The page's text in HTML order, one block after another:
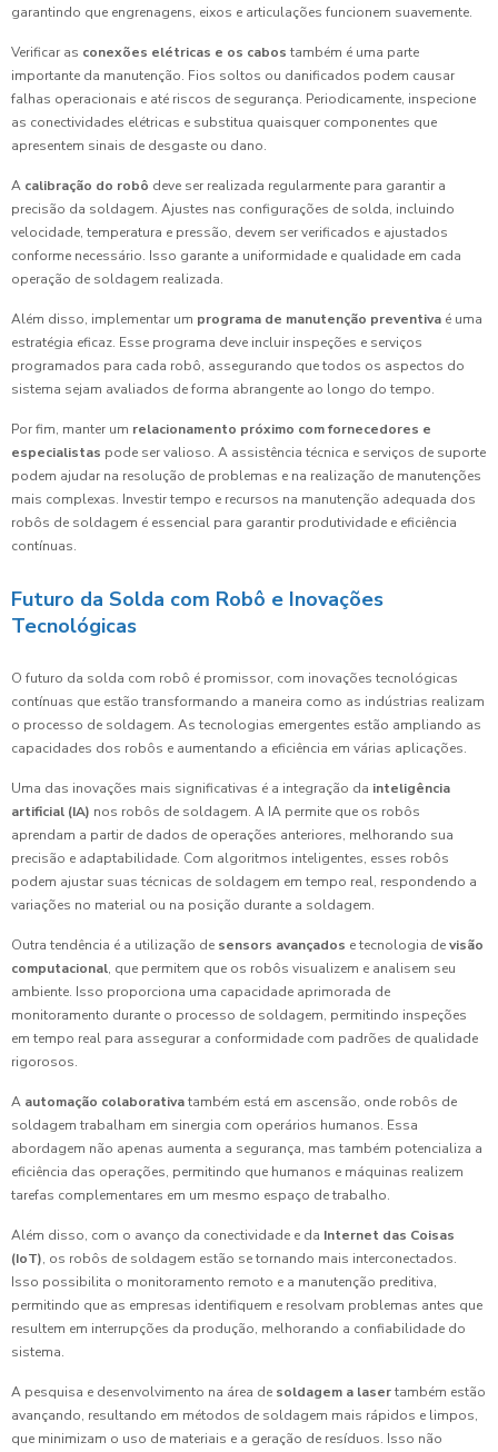
garantindo que engrenagens, eixos e articulações funcionem suavemente.
Verificar as conexões elétricas e os cabos também é uma parte
importante da manutenção. Fios soltos ou danificados podem causar
falhas operacionais e até riscos de segurança. Periodicamente, inspecione
as conectividades elétricas e substitua quaisquer componentes que
apresentem sinais de desgaste ou dano.
A calibração do robô deve ser realizada regularmente para garantir a
precisão da soldagem. Ajustes nas configurações de solda, incluindo
velocidade, temperatura e pressão, devem ser verificados e ajustados
conforme necessário. Isso garante a uniformidade e qualidade em cada
operação de soldagem realizada.
Além disso, implementar um programa de manutenção preventiva é uma
estratégia eficaz. Esse programa deve incluir inspeções e serviços
programados para cada robô, assegurando que todos os aspectos do
sistema sejam avaliados de forma abrangente ao longo do tempo.
Por fim, manter um relacionamento próximo com fornecedores e
especialistas pode ser valioso. A assistência técnica e serviços de suporte
podem ajudar na resolução de problemas e na realização de manutenções
mais complexas. Investir tempo e recursos na manutenção adequada dos
robôs de soldagem é essencial para garantir produtividade e eficiência
contínuas.
Futuro da Solda com Robô e Inovações
Tecnológicas
O futuro da solda com robô é promissor, com inovações tecnológicas
contínuas que estão transformando a maneira como as indústrias realizam
o processo de soldagem. As tecnologias emergentes estão ampliando as
capacidades dos robôs e aumentando a eficiência em várias aplicações.
Uma das inovações mais significativas é a integração da inteligência
artificial (IA) nos robôs de soldagem. A IA permite que os robôs
aprendam a partir de dados de operações anteriores, melhorando sua
precisão e adaptabilidade. Com algoritmos inteligentes, esses robôs
podem ajustar suas técnicas de soldagem em tempo real, respondendo a
variações no material ou na posição durante a soldagem.
Outra tendência é a utilização de sensors avançados e tecnologia devisão
computacional, que permitem que os robôs visualizem e analisem seu
ambiente. Isso proporciona uma capacidade aprimorada de
monitoramento durante o processo de soldagem, permitindo inspeções
em tempo real para assegurar a conformidade com padrões de qualidade
rigorosos.
A automação colaborativatambém está em ascensão, onde robôs de
soldagem trabalham em sinergia com operários humanos. Essa
abordagem não apenas aumenta a segurança, mas também potencializa a
eficiência das operações, permitindo que humanos e máquinas realizem
tarefas complementares em um mesmo espaço de trabalho.
Além disso, com o avanço da conectividade e da Internet das Coisas
(IoT), os robôs de soldagem estão se tornando mais interconectados.
Isso possibilita o monitoramento remoto e a manutenção preditiva,
permitindo que as empresas identifiquem e resolvam problemas antes que
resultem em interrupções da produção, melhorando a confiabilidade do
sistema.
A pesquisa e desenvolvimento na área de soldagem a lasertambém estão
avançando, resultando em métodos de soldagem mais rápidos e limpos,
que minimizam o uso de materiais e a geração de resíduos. Isso não